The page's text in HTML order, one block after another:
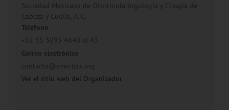
Sociedad Mexicana de Otorrinolaringología y Cirugía de
Cabeza y Cuello, A. C.
Teléfono
+52 55 3095 4640 al 43
Correo electrónico
contacto@smorlccc.org
Ver el sitio web del Organizador